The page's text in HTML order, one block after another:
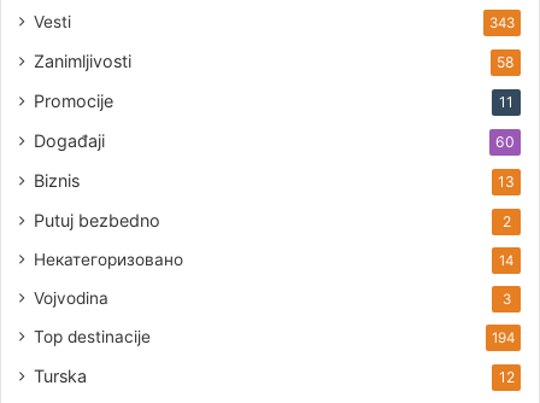
Vesti 343
Zanimljivosti 58
Promocije 11
Događaji 60
Biznis 13
Putuj bezbedno 2
Некатегоризовано 14
Vojvodina 3
Top destinacije 194
Turska 12